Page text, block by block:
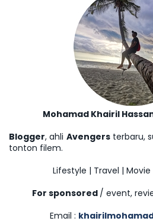
Mohamad Khairil
Blogger, ahli Avengersterbaru,
tonton filem.
Lifestyle | Travel | Movie
For sponsored / event,
Email :